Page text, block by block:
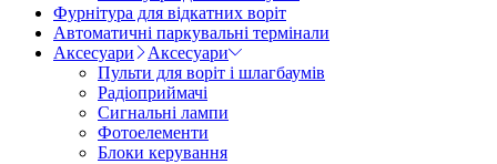
Фурнітура для відкатних воріт
Автоматичні паркувальні термінали
Аксесуари
Аксесуари
Пульти для воріт і шлагбаумів
Радіоприймачі
Сигнальні лампи
Фотоелементи
Блоки керування